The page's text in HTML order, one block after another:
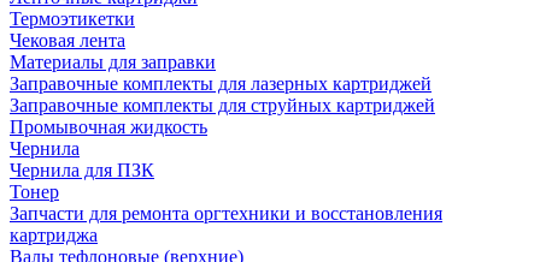
Термоэтикетки
Чековая лента
Материалы для заправки
Заправочные комплекты для лазерных картриджей
Заправочные комплекты для струйных картриджей
Промывочная жидкость
Чернила
Чернила для ПЗК
Тонер
Запчасти для ремонта оргтехники и восстановления
картриджа
Валы тефлоновые (верхние)